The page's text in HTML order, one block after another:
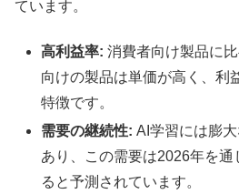
ています。
高利益率: 消費者向け製品に
向けの製品は単価が高く、利
特徴です。
需要の継続性: AI学習には膨
あり、この需要は2026年を
ると予測されています。